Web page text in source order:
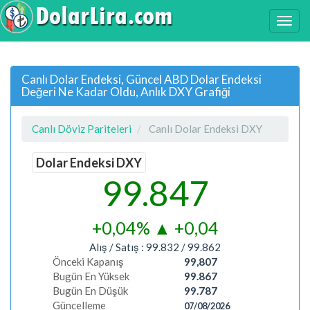
Canlı Dolar Endeksi, Güncel ABD Dolar Endeksi
Değeri Ne Kadar Oldu, Anlık DXY Grafiği
Canlı Döviz Pariteleri Canlı Dolar Endeksi DXY
Dolar Endeksi DXY
99.847
+0,04% ▲ +0,04
Alış / Satış : 99.832 /99.862
Önceki Kapanış
99,807
Bugün En Yüksek
99.867
Bugün En Düşük
99.787
Güncelleme
07/08/2026